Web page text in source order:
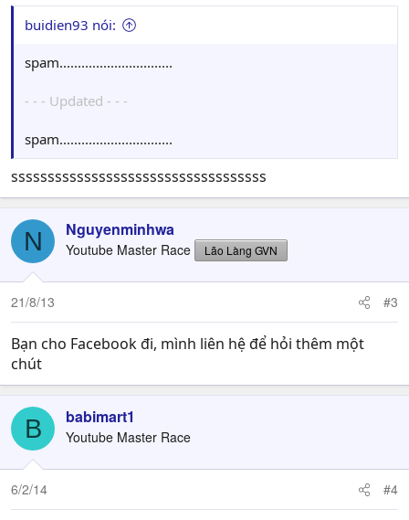
buidien93 nói:
spam...............................
- - - Updated - - -
spam...............................
sssssssssssssssssssssssssssssssssss
N Nguyenminhwa
Youtube Master Race Lão Làng GVN
21/8/13 #3
Bạn cho Facebook đi, mình liên hệ để hỏi thêm một
chút
B babimart1
Youtube Master Race
6/2/14 #4